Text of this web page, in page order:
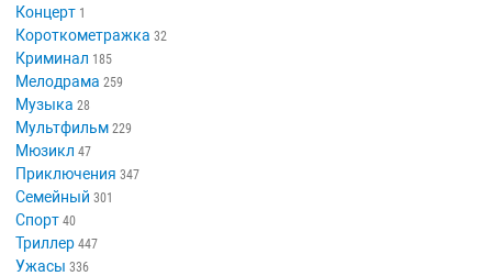
Концерт 1
Короткометражка 32
Криминал 185
Мелодрама 259
Музыка 28
Мультфильм 229
Мюзикл 47
Приключения 347
Семейный 301
Спорт 40
Триллер 447
Ужасы 336